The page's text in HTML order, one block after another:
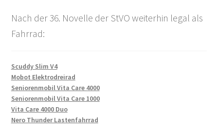
Nach der 36. Novelle der StVO weiterhin legal als
Fahrrad:
Scuddy Slim V4
Mobot Elektrodreirad
Seniorenmobil Vita Care 4000
Seniorenmobil Vita Care 1000
Vita Care 4000 Duo
Nero Thunder Lastenfahrrad